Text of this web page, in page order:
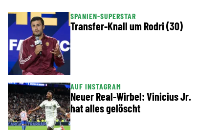
SPANIEN-SUPERSTAR
Transfer-Knall um Rodri (30)
AUF INSTAGRAM
Neuer Real-Wirbel: Vinicius Jr.
hat alles gelöscht